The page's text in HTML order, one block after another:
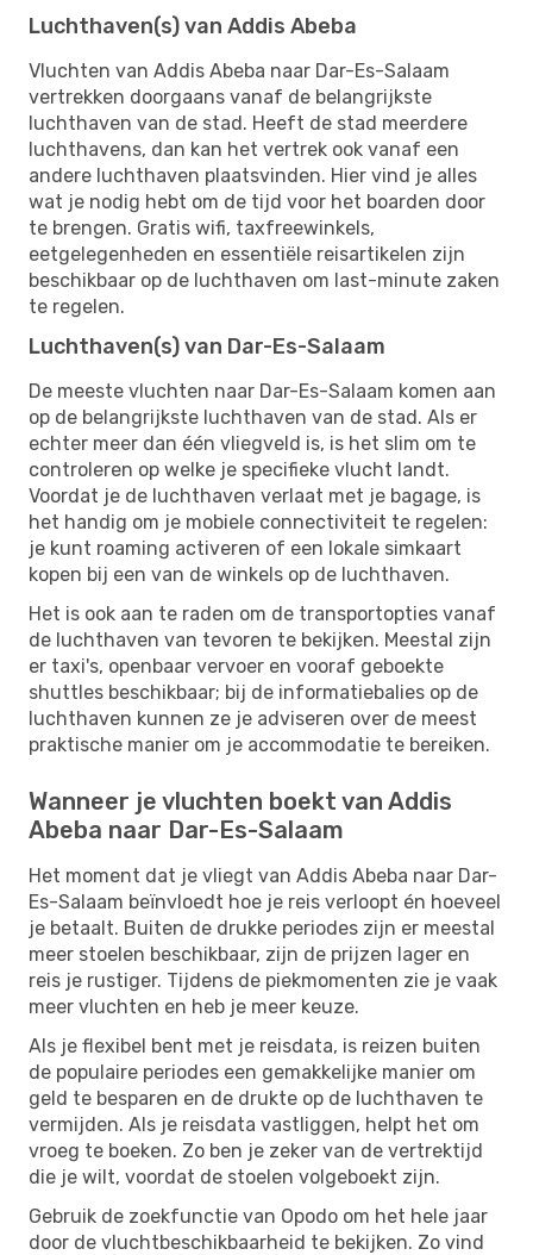
Luchthaven(s) van Addis Abeba
Vluchten van Addis Abeba naar Dar-Es-Salaam
vertrekken doorgaans vanaf de belangrijkste
luchthaven van de stad. Heeft de stad meerdere
luchthavens, dan kan het vertrek ook vanaf een
andere luchthaven plaatsvinden. Hier vind je alles
wat je nodig hebt om de tijd voor het boarden door
te brengen. Gratis wifi, taxfreewinkels,
eetgelegenheden en essentiële reisartikelen zijn
beschikbaar op de luchthaven om last-minute zaken
te regelen.
Luchthaven(s) van Dar-Es-Salaam
De meeste vluchten naar Dar-Es-Salaam komen aan
op de belangrijkste luchthaven van de stad. Als er
echter meer dan één vliegveld is, is het slim om te
controleren op welke je specifieke vlucht landt.
Voordat je de luchthaven verlaat met je bagage, is
het handig om je mobiele connectiviteit te regelen:
je kunt roaming activeren of een lokale simkaart
kopen bij een van de winkels op de luchthaven.
Het is ook aan te raden om de transportopties vanaf
de luchthaven van tevoren te bekijken. Meestal zijn
er taxi's, openbaar vervoer en vooraf geboekte
shuttles beschikbaar; bij de informatiebalies op de
luchthaven kunnen ze je adviseren over de meest
praktische manier om je accommodatie te bereiken.
Wanneer je vluchten boekt van Addis
Abeba naar Dar-Es-Salaam
Het moment dat je vliegt van Addis Abeba naar Dar-
Es-Salaam beïnvloedt hoe je reis verloopt én hoeveel
je betaalt. Buiten de drukke periodes zijn er meestal
meer stoelen beschikbaar, zijn de prijzen lager en
reis je rustiger. Tijdens de piekmomenten zie je vaak
meer vluchten en heb je meer keuze.
Als je flexibel bent met je reisdata, is reizen buiten
de populaire periodes een gemakkelijke manier om
geld te besparen en de drukte op de luchthaven te
vermijden. Als je reisdata vastliggen, helpt het om
vroeg te boeken. Zo ben je zeker van de vertrektijd
die je wilt, voordat de stoelen volgeboekt zijn.
Gebruik de zoekfunctie van Opodo om het hele jaar
door de vluchtbeschikbaarheid te bekijken. Zo vind